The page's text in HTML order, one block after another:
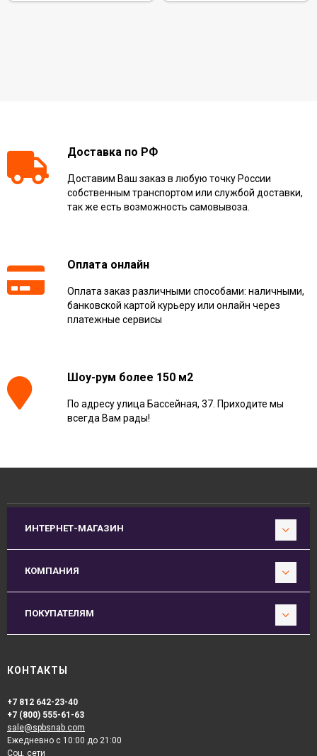
Доставка по РФ
Доставим Ваш заказ в любую точку России
собственным транспортом или службой доставки,
так же есть возможность самовывоза.
Оплата онлайн
Оплата заказ различными способами: наличными,
банковской картой курьеру или онлайн через
платежные сервисы
Шоу-рум более 150 м2
По адресу улица Бассейная, 37. Приходите мы
всегда Вам рады!
ИНТЕРНЕТ-МАГАЗИН
КОМПАНИЯ
ПОКУПАТЕЛЯМ
КОНТАКТЫ
+7 812 642-23-40
+7 (800) 555-61-63
sale@spbsnab.com
Ежедневно с 10:00 до 21:00
Соц. сети